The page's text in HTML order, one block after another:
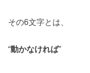
その6文字とは、
“動かなければ”